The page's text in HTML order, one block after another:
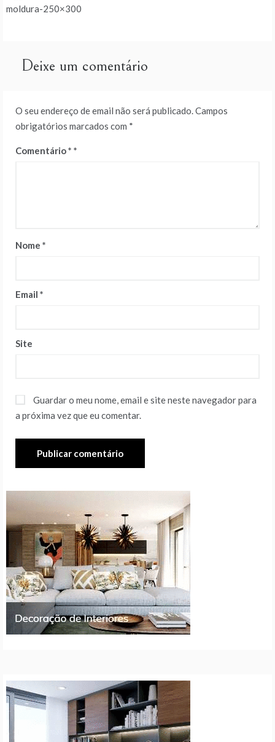
de
moldura-250×300
Deixe um comentário
O seu endereço de email não será publicado.Campos
obrigatórios marcados com *
Comentário*
Nome *
Email *
Site
Guardar o meu nome, email e site neste navegador para
a próxima vez que eu comentar.